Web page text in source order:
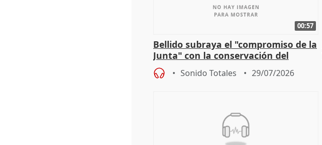
00:57
Bellido subraya el "compromiso de la
Junta" con la conservación del
patrimonio en Córdoba
Sonido Totales 29/07/2026